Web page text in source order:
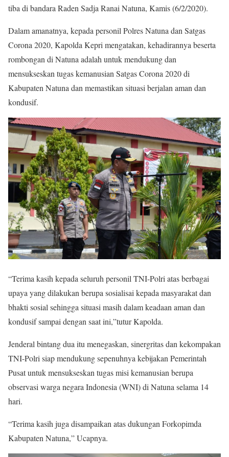
tiba di bandara Raden Sadja Ranai Natuna, Kamis (6/2/2020).
Dalam amanatnya, kepada personil Polres Natuna dan Satgas
Corona 2020, Kapolda Kepri mengatakan, kehadirannya beserta
rombongan di Natuna adalah untuk mendukung dan
mensukseskan tugas kemanusian Satgas Corona 2020 di
Kabupaten Natuna dan memastikan situasi berjalan aman dan
kondusif.
“Terima kasih kepada seluruh personil TNI-Polri atas berbagai
upaya yang dilakukan berupa sosialisai kepada masyarakat dan
bhakti sosial sehingga situasi masih dalam keadaan aman dan
kondusif sampai dengan saat ini,”tutur Kapolda.
Jenderal bintang dua itu menegaskan, sinergritas dan kekompakan
TNI-Polri siap mendukung sepenuhnya kebijakan Pemerintah
Pusat untuk mensukseskan tugas misi kemanusian berupa
observasi warga negara Indonesia (WNI) di Natuna selama 14
hari.
“Terima kasih juga disampaikan atas dukungan Forkopimda
Kabupaten Natuna,” Ucapnya.